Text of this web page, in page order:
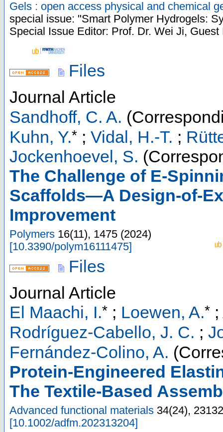
Gels : open access physical and chemical
special issue: "Smart Polymer Hydrogels:
Special Issue Editor: Prof. Dr. Wei Ji, Guest
Files
Journal Article
Sandhoff, C. A.
Kuhn, Y.* ; Vidal, H.-T. ;
Jockenhoevel, S.
The Challenge of E-
Scaffolds—A Design-of-
Improvement
Polymers 16(11), 1475 (2024)
[10.3390/polym16111475]
Files
Journal Article
El Maachi, I.* ; Loewen, A.* ;
Rodríguez-Cabello, J. C. ;
Fernández-Colino, A.
Protein‐Engineered
The Textile‐Based
Advanced functional materials 34(24),
[10.1002/adfm.202313204]